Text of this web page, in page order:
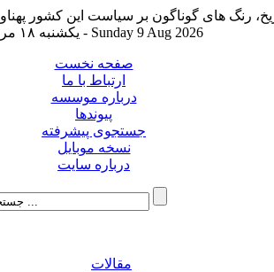
یکشنبه ۱۸ مرداد ۱۴۰۵ - Sunday 9 Aug 2026
صفحه نخست
ارتباط با ما
درباره موسسه
پیوندها
جستجوی پیشرفته
نسخه موبایل
درباره سایت
مقالات